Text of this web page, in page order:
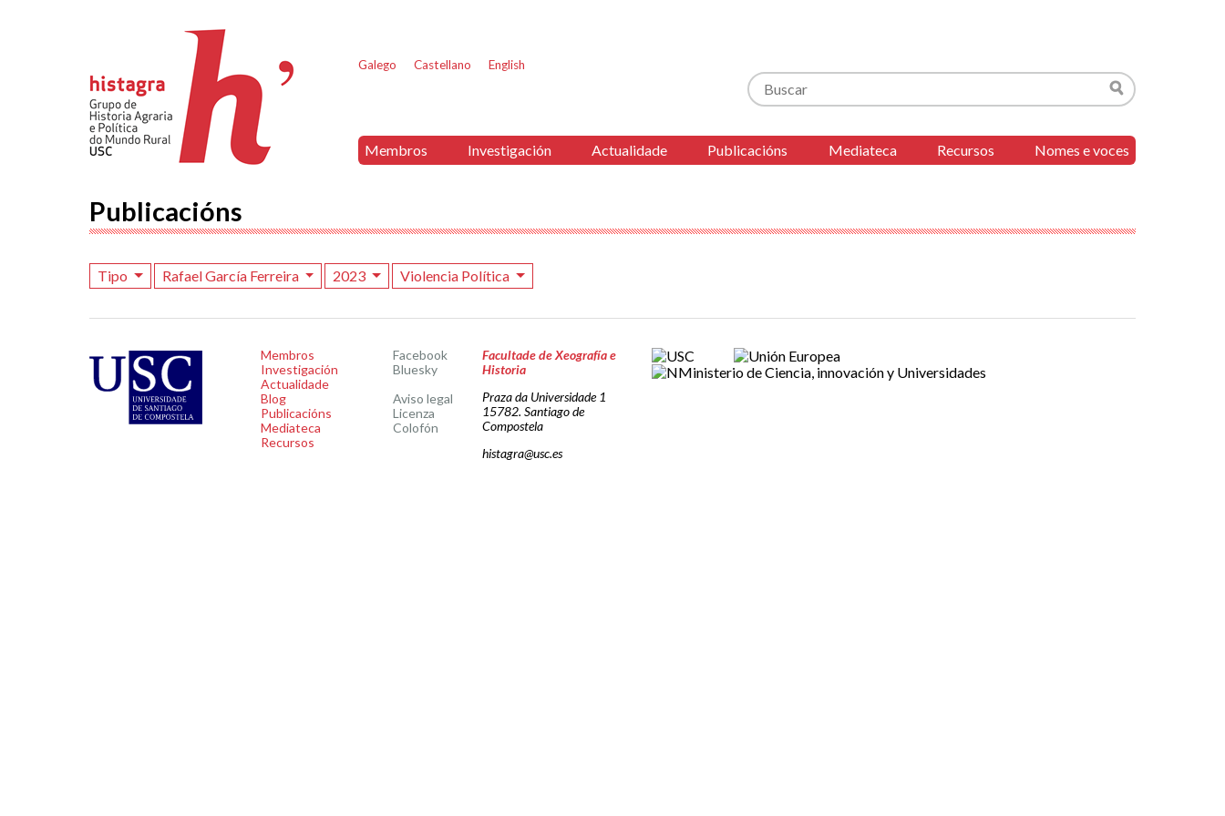
Galego Castellano English
Buscar
Buscar
Membros Investigación Actualidade Publicacións Mediateca Recursos Nomes e voces
Publicacións
Tipo Rafael García Ferreira 2023 Violencia Política
Membros
Investigación
Actualidade
Blog
Publicacións
Mediateca
Recursos
Facebook
Bluesky
Aviso legal
Licenza
Colofón
Facultade de Xeografía e
Historia
Praza da Universidade 1
15782. Santiago de
Compostela
histagra@usc.es